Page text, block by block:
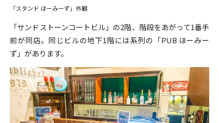
「スタンド ほーみーず」外観
「サンドストーンコートビル」の2階、階段をあがって1番手
前が同店。同じビルの地下1階には系列の「PUB ほーみー
ず」があります。